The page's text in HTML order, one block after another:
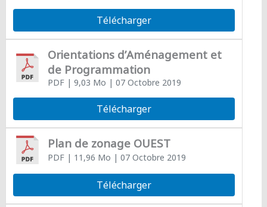
Télécharger
Orientations d’Aménagement et
de Programmation
PDF| 9,03 Mo | 07 Octobre 2019
Télécharger
Plan de zonage OUEST
PDF| 11,96 Mo | 07 Octobre 2019
Télécharger